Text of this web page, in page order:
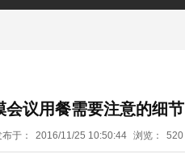
会议用餐需要注意的细节
于： 2016/11/25 10:50:44 浏览： 520